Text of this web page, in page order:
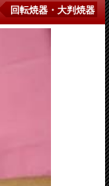
回転焼器・大判焼器